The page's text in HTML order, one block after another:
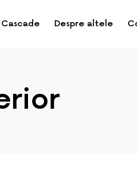
Cascade Despre altele